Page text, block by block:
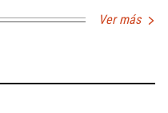
Ver más